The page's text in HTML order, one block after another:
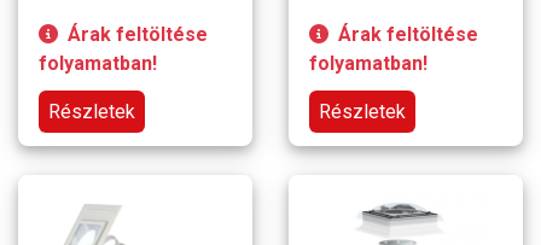
Árak feltöltése
folyamatban!
Részletek
Árak feltöltése
folyamatban!
Részletek